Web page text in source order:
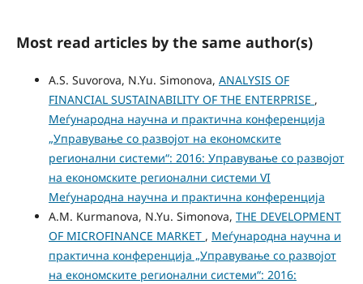
Most read articles by the same author(s)
A.S. Suvorova, N.Yu. Simonova, ANALYSIS OF
FINANCIAL SUSTAINABILITY OF THE ENTERPRISE ,
Меѓународна научна и практична конференција
„Управување со развојот на економските
регионални системи“: 2016: Управување со развојот
на економските регионални системи VI
Меѓународна научна и практична конференција
A.M. Kurmanova, N.Yu. Simonova, THE DEVELOPMENT
OF MICROFINANCE MARKET , Меѓународна научна и
практична конференција „Управување со развојот
на економските регионални системи“: 2016: